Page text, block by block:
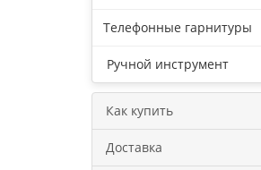
Телефонные гарнитуры
Ручной инструмент
Как купить
Доставка